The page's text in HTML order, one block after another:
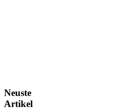
Neuste
Artikel